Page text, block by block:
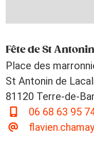
Fête de St
Place des
St Antonin de
81120 Terre-de-
06 68 63 95